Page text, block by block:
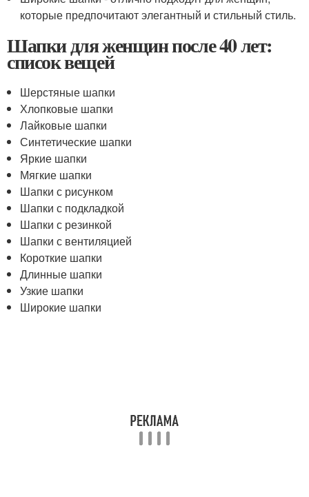
которые предпочитают элегантный и стильный стиль.
Шапки для женщин после 40 лет:
список вещей
Шерстяные шапки
Хлопковые шапки
Лайковые шапки
Синтетические шапки
Яркие шапки
Мягкие шапки
Шапки с рисунком
Шапки с подкладкой
Шапки с резинкой
Шапки с вентиляцией
Короткие шапки
Длинные шапки
Узкие шапки
Широкие шапки